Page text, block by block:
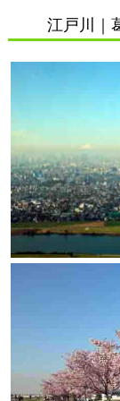
江戸川｜